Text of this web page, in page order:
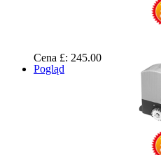
Cena £: 245.00
Pogląd